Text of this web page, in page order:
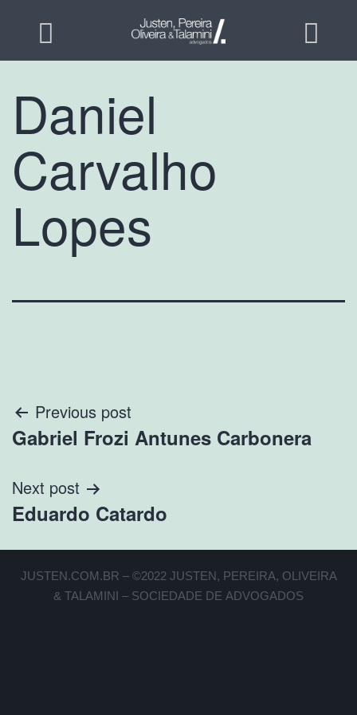
Daniel
Carvalho
Lopes
Previous post
Gabriel Frozi Antunes Carbonera
Next post
Eduardo Catardo
JUSTEN.COM.BR – ©2022 JUSTEN, PEREIRA, OLIVEIRA
& TALAMINI – SOCIEDADE DE ADVOGADOS